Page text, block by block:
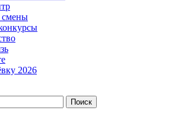
2026